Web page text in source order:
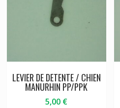
LEVIER DE DETENTE / CHIEN
MANURHIN PP/PPK
5,00 €